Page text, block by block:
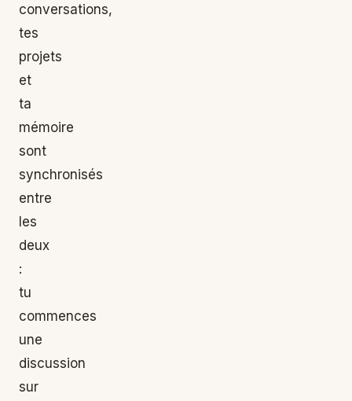
conversations,
tes
projets
et
ta
mémoire
sont
synchronisés
entre
les
deux
:
tu
commences
une
discussion
sur